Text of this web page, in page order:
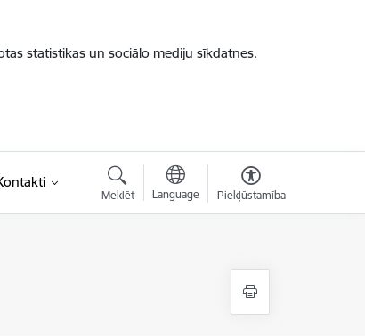
statistikas un sociālo mediju sīkdatnes.
Meklēt Language Piekļūstamība